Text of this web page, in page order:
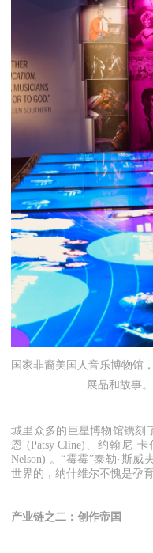
国家非裔美国人音乐博物馆
展品和故事
城里众多的巨星博物馆镌刻
恩 (Patsy Cline)、约翰尼·
Nelson) 。“霉霉”泰勒·斯威
世界的，纳什维尔不愧是孕
产业链之二：创作帝国